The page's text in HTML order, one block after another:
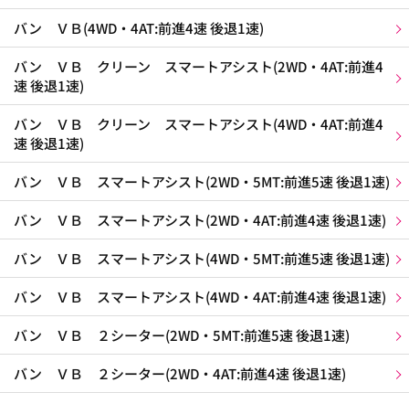
バン ＶＢ(4WD・4AT:前進4速 後退1速)
バン ＶＢ クリーン スマートアシスト(2WD・4AT:前進4
速 後退1速)
バン ＶＢ クリーン スマートアシスト(4WD・4AT:前進4
速 後退1速)
バン ＶＢ スマートアシスト(2WD・5MT:前進5速 後退1速)
バン ＶＢ スマートアシスト(2WD・4AT:前進4速 後退1速)
バン ＶＢ スマートアシスト(4WD・5MT:前進5速 後退1速)
バン ＶＢ スマートアシスト(4WD・4AT:前進4速 後退1速)
バン ＶＢ ２シーター(2WD・5MT:前進5速 後退1速)
バン ＶＢ ２シーター(2WD・4AT:前進4速 後退1速)